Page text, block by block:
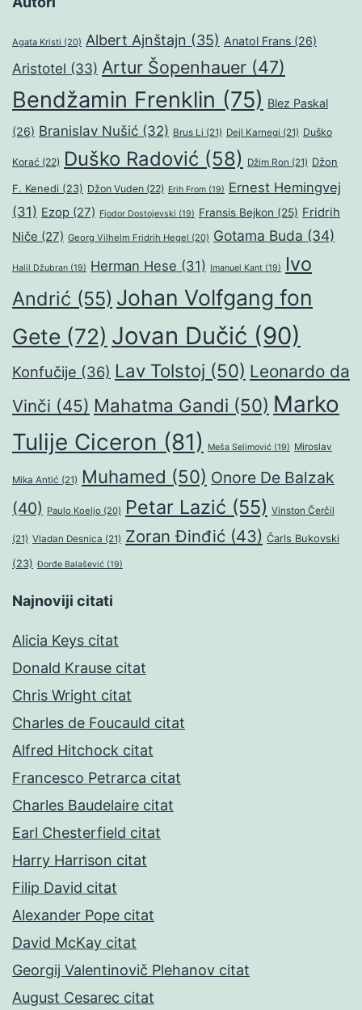
Agata Kristi (20) Albert Ajnštajn (35) Anatol Frans (26)
Aristotel (33) Artur Šopenhauer (47)
Bendžamin Frenklin (75) Blez Paskal
(26) Branislav Nušić (32) Brus Li (21) Dejl Karnegi (21) Duško
Korać (22) Duško Radović (58) Džim Ron (21) Džon
F. Kenedi (23) Džon Vuden (22) Erih From (19) Ernest Hemingvej
(31) Ezop (27) Fjodor Dostojevski (19) Fransis Bejkon (25) Fridrih
Niče (27) Georg Vilhelm Fridrih Hegel (20) Gotama Buda (34)
Halil Džubran (19) Herman Hese (31) Imanuel Kant (19)
Ivo
Andrić (55) Johan Volfgang fon
Gete (72) Jovan Dučić (90)
Konfučije (36) Lav Tolstoj (50) Leonardo da
Vinči (45) Mahatma Gandi (50) Marko
Tulije Ciceron (81) Meša Selimović (19) Miroslav
Mika Antić (21) Muhamed (50) Onore De Balzak
(40) Paulo Koeljo (20) Petar Lazić (55) Vinston Čerčil
(21) Vladan Desnica (21) Zoran Đinđić (43) Čarls Bukovski
(23) Đorđe Balašević (19)
Najnoviji citati
Alicia Keys citat
Donald Krause citat
Chris Wright citat
Charles de Foucauld citat
Alfred Hitchock citat
Francesco Petrarca citat
Charles Baudelaire citat
Earl Chesterfield citat
Harry Harrison citat
Filip David citat
Alexander Pope citat
David McKay citat
Georgij Valentinovič Plehanov citat
August Cesarec citat